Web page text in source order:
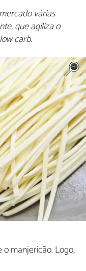
várias
que agiliza o
carb.
manjericão. Logo,